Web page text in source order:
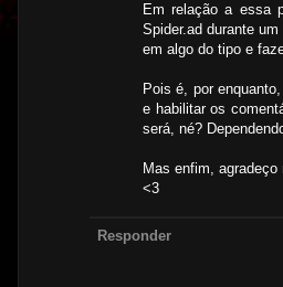
Em relação a essa
Spider.ad durante
em algo do tipo e
Pois é, por
e habilitar os
será, né?
Mas enfim,
<3
Responder